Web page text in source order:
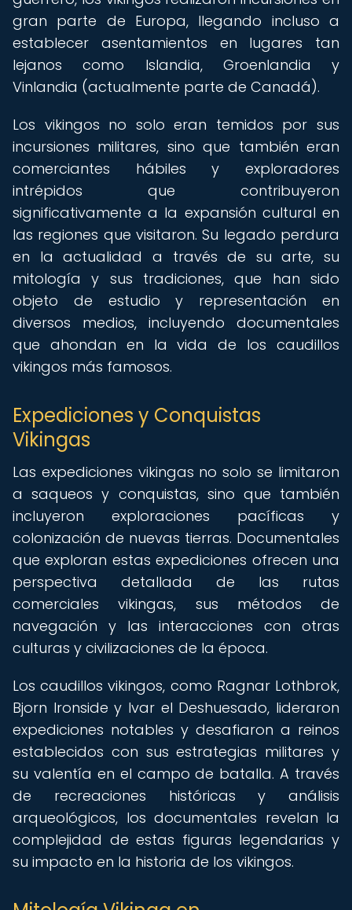
gran parte de Europa, llegando incluso a
establecer asentamientos en lugares tan
lejanos como Islandia, Groenlandia y
Vinlandia (actualmente parte de Canadá).
Los vikingos no solo eran temidos por sus
incursiones militares, sino que también eran
comerciantes hábiles y exploradores
intrépidos que contribuyeron
significativamente a la expansión cultural en
las regiones que visitaron. Su legado perdura
en la actualidad a través de su arte, su
mitología y sus tradiciones, que han sido
objeto de estudio y representación en
diversos medios, incluyendo documentales
que ahondan en la vida de los caudillos
vikingos más famosos.
Expediciones y Conquistas
Vikingas
Las expediciones vikingas no solo se limitaron
a saqueos y conquistas, sino que también
incluyeron exploraciones pacíficas y
colonización de nuevas tierras. Documentales
que exploran estas expediciones ofrecen una
perspectiva detallada de las rutas
comerciales vikingas, sus métodos de
navegación y las interacciones con otras
culturas y civilizaciones de la época.
Los caudillos vikingos, como Ragnar Lothbrok,
Bjorn Ironside y Ivar el Deshuesado, lideraron
expediciones notables y desafiaron a reinos
establecidos con sus estrategias militares y
su valentía en el campo de batalla. A través
de recreaciones históricas y análisis
arqueológicos, los documentales revelan la
complejidad de estas figuras legendarias y
su impacto en la historia de los vikingos.